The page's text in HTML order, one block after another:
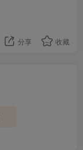
分享 收藏